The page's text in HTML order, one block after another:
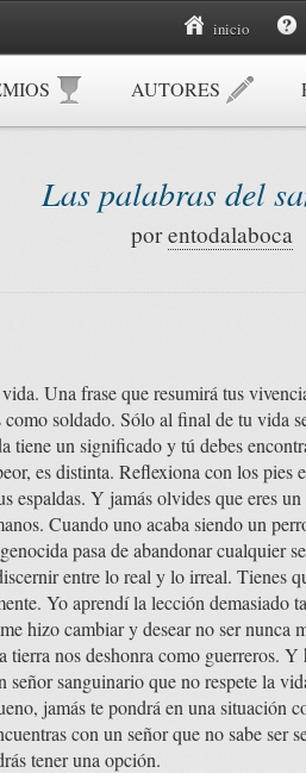
inicio
AUTORES
Las palabras del
porentodalaboca
Una frase que resumirá tus
soldado. Sólo al final de tu vida
tiene un significado y tú debes
es distinta. Reflexiona con los
espaldas. Y jamás olvides que eres
Cuando uno acaba siendo un
pasa de abandonar cualquier
entre lo real y lo irreal. Tienes
Yo aprendí la lección
hizo cambiar y desear no ser nunca
tierra nos deshonra como guerreros.
sanguinario que no respete la
jamás te pondrá en una situación
con un señor que no sabe ser
tener una opción.